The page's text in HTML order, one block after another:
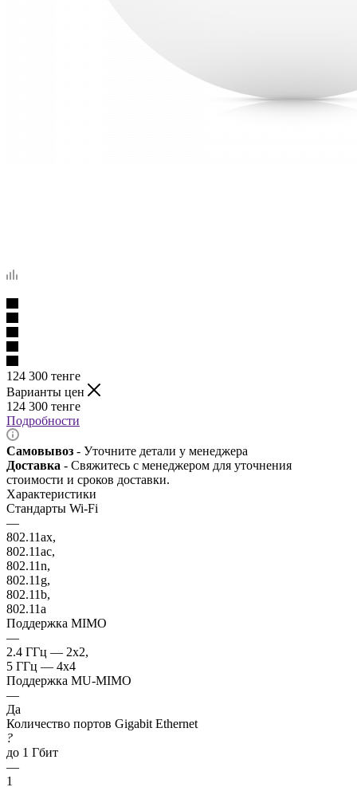
124 300 тенге
Варианты цен
124 300 тенге
Подробности
Самовывоз - Уточните детали у менеджера
Доставка - Свяжитесь с менеджером для уточнения
стоимости и сроков доставки.
Характеристики
Стандарты Wi-Fi
—
802.11ax,
802.11ac,
802.11n,
802.11g,
802.11b,
802.11a
Поддержка MIMO
—
2.4 ГГц — 2x2,
5 ГГц — 4x4
Поддержка MU-MIMO
—
Да
Количество портов Gigabit Ethernet
?
до 1 Гбит
—
1